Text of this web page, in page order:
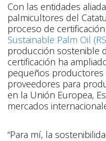
Con las entidades
palmicultores del
proceso de certificación
Sustainable Palm Oil
producción sostenible
certificación ha
pequeños
proveedores para
en la Unión Europea,
mercados
“Para mí, la